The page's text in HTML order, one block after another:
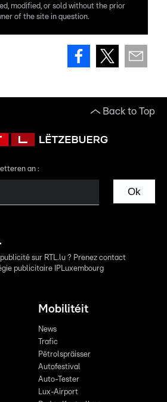
modified, or sold without the prior
of the site in question.
Back to Top
an :
Ok
sur RTL.lu ? Prenez contact
publicitaire IPLuxembourg
Mobilitéit
News
Trafic
Pëtrolspräisser
Autofestival
Auto-Tester
Lux-Airport